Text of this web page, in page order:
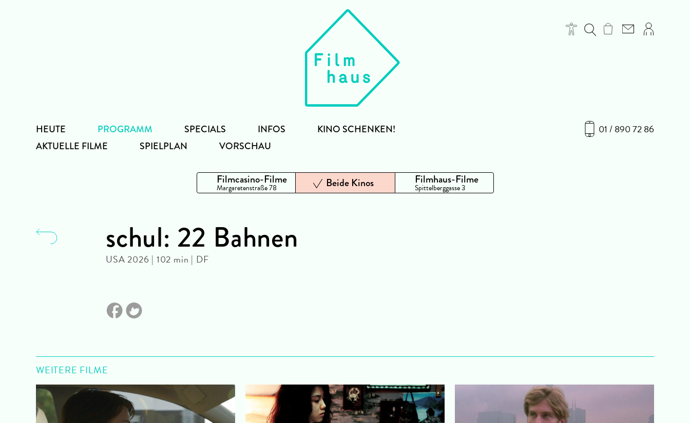
01 / 890 72 86
HEUTE
PROGRAMM
AKTUELLE FILME
SPIELPLAN VORSCHAU
SPECIALS INFOS KINO SCHENKEN!
Filmcasino-Filme
Margaretenstraße 78 Beide Kinos Filmhaus-Filme
Spittelberggasse 3
schul: 22 Bahnen
USA 2026 | 102 min | DF
WEITERE FILME